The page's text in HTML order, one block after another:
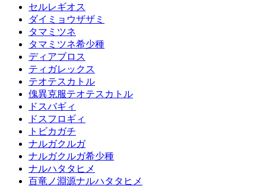
セルレギオス
ダイミョウザザミ
タマミツネ
タマミツネ希少種
ディアブロス
ティガレックス
テオテスカトル
傀異克服テオテスカトル
ドスバギィ
ドスフロギィ
トビカガチ
ナルガクルガ
ナルガクルガ希少種
ナルハタタヒメ
百竜ノ淵源ナルハタタヒメ